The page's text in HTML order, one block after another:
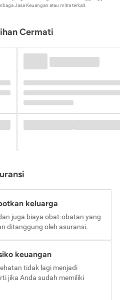
Jasa Keuangan atau mitra terkait.
Cermati
keluarga
juga biaya obat-obatan yang
ditanggung oleh asuransi.
keuangan
tidak lagi menjadi
jika Anda sudah memiliki